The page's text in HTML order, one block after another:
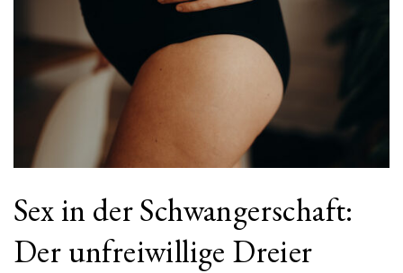
Sex in der Schwangerschaft:
Der unfreiwillige Dreier